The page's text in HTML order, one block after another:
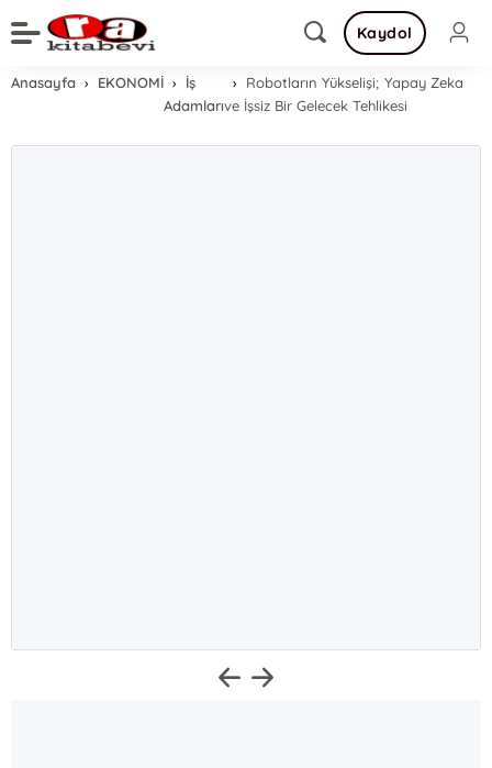
Kaydol
Anasayfa EKONOMİ
İş
Adamları
Robotların Yükselişi; Yapay Zeka
ve İşsiz Bir Gelecek Tehlikesi